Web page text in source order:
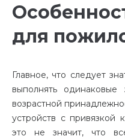
для
Главное, что следует
выполнять
возрастной
устройств с привязкой
это не значит, что